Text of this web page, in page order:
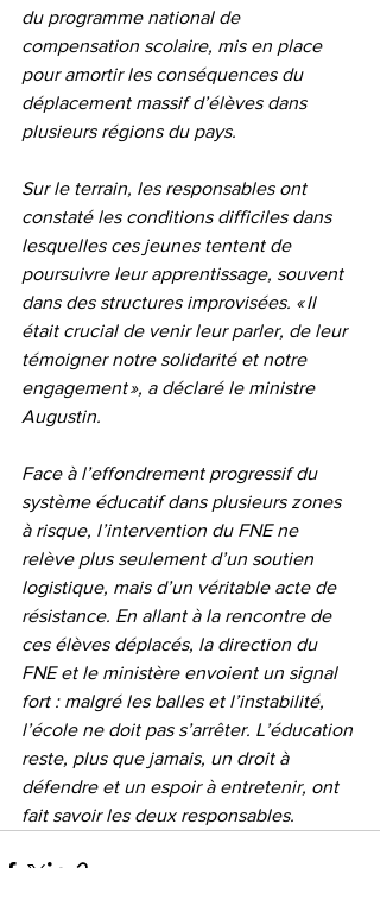
du programme national de
compensation scolaire, mis en place
pour amortir les conséquences du
déplacement massif d’élèves dans
plusieurs régions du pays.
Sur le terrain, les responsables ont
constaté les conditions difficiles dans
lesquelles ces jeunes tentent de
poursuivre leur apprentissage, souvent
dans des structures improvisées. « Il
était crucial de venir leur parler, de leur
témoigner notre solidarité et notre
engagement », a déclaré le ministre
Augustin.
Face à l’effondrement progressif du
système éducatif dans plusieurs zones
à risque, l’intervention du FNE ne
relève plus seulement d’un soutien
logistique, mais d’un véritable acte de
résistance. En allant à la rencontre de
ces élèves déplacés, la direction du
FNE et le ministère envoient un signal
fort : malgré les balles et l’instabilité,
l’école ne doit pas s’arrêter. L’éducation
reste, plus que jamais, un droit à
défendre et un espoir à entretenir, ont
fait savoir les deux responsables.